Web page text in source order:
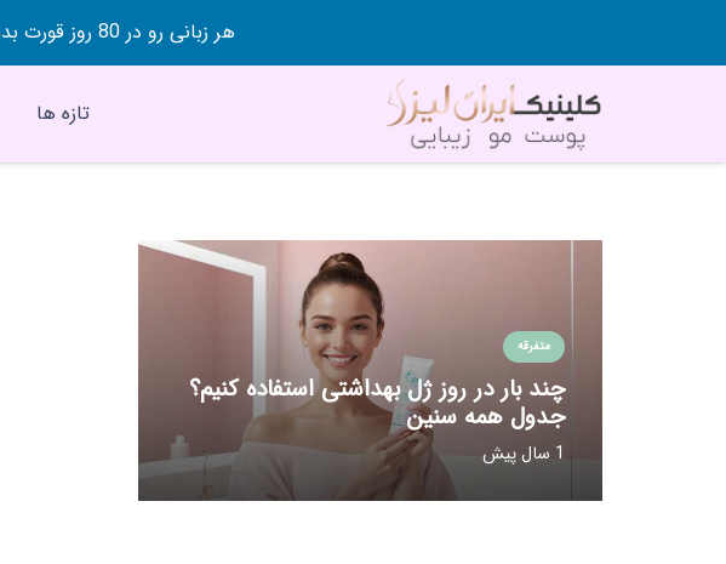
هر زبانی رو در 80 روز قورت بده و به رویای مهاجرتت برس ...
تازه ها
متفرقه
چند بار در روز ژل بهداشتی استفاده کنیم؟
جدول همه سنین
1 سال پیش